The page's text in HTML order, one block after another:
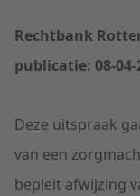
Rechtbank
publicatie: 08-04-
Deze uitspraak
van een
bepleit afwijzing